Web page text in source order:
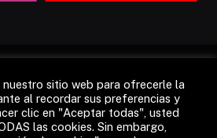
POLÍTICA DE COOKIES
CANDÁS 365 TV RADIO
sitio web para ofrecerle la
al recordar sus preferencias y
clic en "Aceptar todas", usted
las cookies. Sin embargo,